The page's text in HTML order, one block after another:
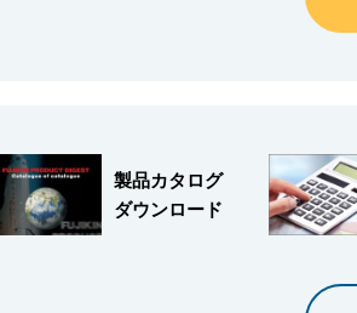
製品カタログ
ダウンロード